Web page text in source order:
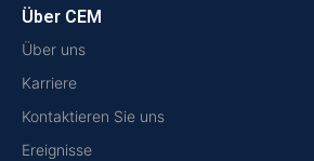
Über CEM
Über uns
Karriere
Kontaktieren Sie uns
Ereignisse